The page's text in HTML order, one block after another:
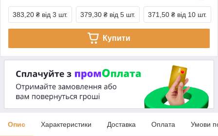
383,20 ₴ від 3 шт. 379,30 ₴ від 5 шт. 371,50 ₴ від 10 шт.
Купити
Опис Характеристики Доставка Оплата Умови